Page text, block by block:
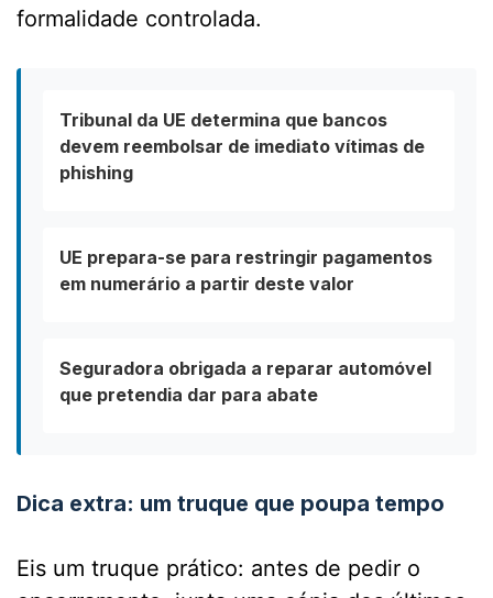
formalidade controlada.
Tribunal da UE determina que bancos
devem reembolsar de imediato vítimas de
phishing
UE prepara-se para restringir pagamentos
em numerário a partir deste valor
Seguradora obrigada a reparar automóvel
que pretendia dar para abate
Dica extra: um truque que poupa tempo
Eis um truque prático: antes de pedir o